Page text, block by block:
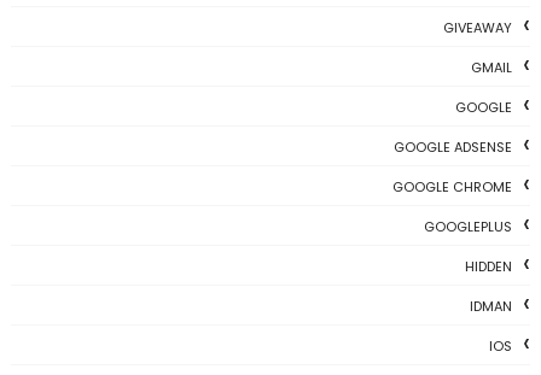
GIVEAWAY
GMAIL
GOOGLE
GOOGLE ADSENSE
GOOGLE CHROME
GOOGLEPLUS
HIDDEN
IDMAN
IOS